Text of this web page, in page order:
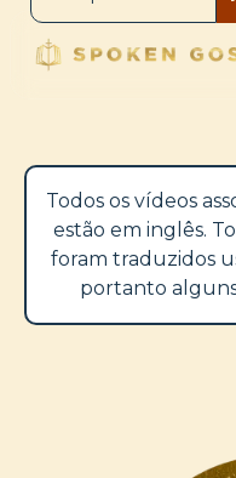
Todos os vídeos
estão em inglês.
foram traduzidos
portanto